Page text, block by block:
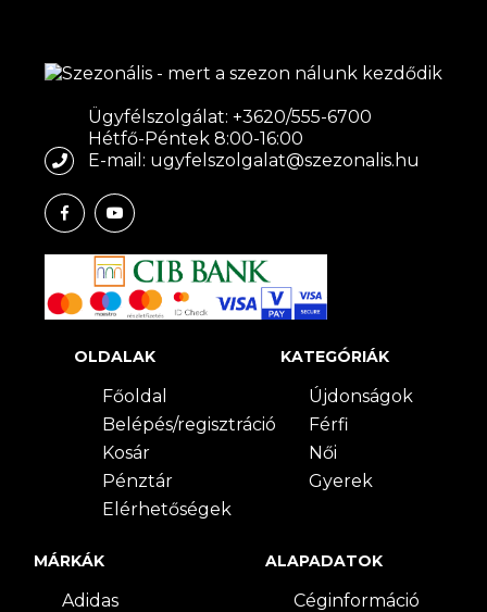
Ügyfélszolgálat: +3620/555-6700
Hétfő-Péntek 8:00-16:00
E-mail: ugyfelszolgalat@szezonalis.hu
OLDALAK
Főoldal
Belépés/regisztráció
Kosár
Pénztár
Elérhetőségek
KATEGÓRIÁK
Újdonságok
Férfi
Női
Gyerek
MÁRKÁK
Adidas
ALAPADATOK
Céginformáció